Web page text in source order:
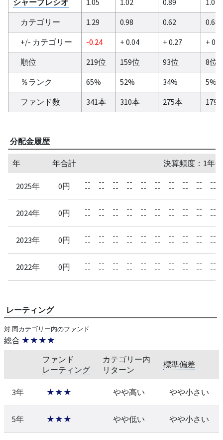
カテゴリー
1.29 0.98 0.62
0.68
+/- カテゴリー
-0.24 + 0.04 + 0.27
+
順位
219位 159位 93位
8位
％ランク
65% 52% 34%
5%
ファンド数
341本 310本 275本 179
分配金履歴
年 年合計 決算頻度：1年
2025年 0円 --
--
--
--
--
--
--
--
--
--
--
--
--
--
--
--
--
--
--
--
2024年 0円 --
--
--
--
--
--
--
--
--
--
--
--
--
--
--
--
--
--
--
--
2023年 0円 --
--
--
--
--
--
--
--
--
--
--
--
--
--
--
--
--
--
--
--
2022年 0円 --
--
--
--
--
--
--
--
--
--
--
--
--
--
--
--
--
--
--
--
レーティング
対 同カテゴリー内のファンド
総合 ★★★★
ファンド
レーティング
カテゴリー内
リターン
標準偏差
3年 ★★★ やや高い やや小さい
5年 ★★★ やや低い やや小さい